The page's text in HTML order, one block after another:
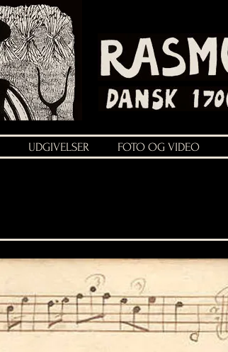
UDGIVELSER FOTO OG VIDEO